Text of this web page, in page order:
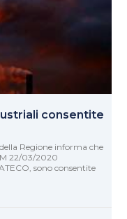
consentite
Regione informa che
22/03/2020
sono consentite